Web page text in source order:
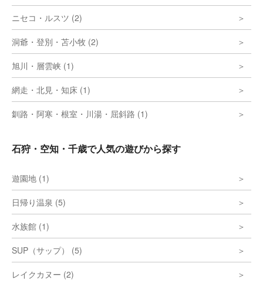
ニセコ・ルスツ (2)
洞爺・登別・苫小牧 (2)
旭川・層雲峡 (1)
網走・北見・知床 (1)
釧路・阿寒・根室・川湯・屈斜路 (1)
石狩・空知・千歳で人気の遊びから探す
遊園地 (1)
日帰り温泉 (5)
水族館 (1)
SUP（サップ） (5)
レイクカヌー (2)